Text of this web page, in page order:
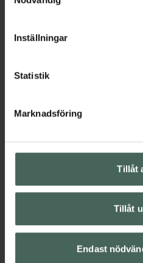
cookieinställningar. Ett
lagligheten av behandling
Inställningar
Statistik
Marknadsföring
Tillåt
Tillåt
Endast
EAN:08809982980216
BalsamHårvård
Upptäck flera
Hårvård